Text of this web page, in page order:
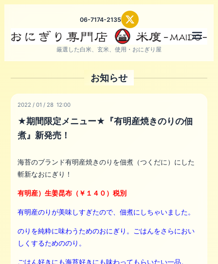
06-7174-2135
厳選した白米、玄米、使用・おにぎり屋
お知らせ
2022 /01 / 28 12:00
★期間限定メニュー★『有明産焼きのりの佃
煮』新発売！
海苔のブランド有明産焼きのりを佃煮（つくだに）にした
斬新なおにぎり！
有明産）生姜昆布（￥１４０）税別
有明産のりが美味しすぎたので、佃煮にしちゃいました。
のりを純粋に味わうためのおにぎり。
ごはんをさらにおい
しくするためののり。
ごはん好きにも海苔好きにも味わってもらいたい一品。